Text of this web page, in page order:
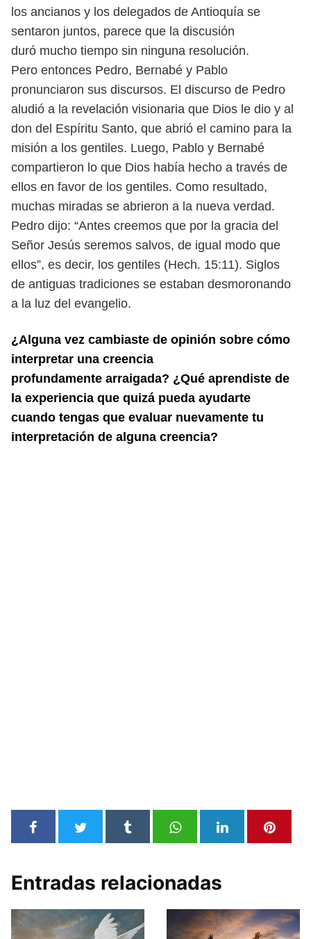
los ancianos y los delegados de Antioquía se
sentaron juntos, parece que la discusión
duró mucho tiempo sin ninguna resolución.
Pero entonces Pedro, Bernabé y Pablo
pronunciaron sus discursos. El discurso de Pedro
aludió a la revelación visionaria que Dios le dio y al
don del Espíritu Santo, que abrió el camino para la
misión a los gentiles. Luego, Pablo y Bernabé
compartieron lo que Dios había hecho a través de
ellos en favor de los gentiles. Como resultado,
muchas miradas se abrieron a la nueva verdad.
Pedro dijo: “Antes creemos que por la gracia del
Señor Jesús seremos salvos, de igual modo que
ellos”, es decir, los gentiles (Hech. 15:11). Siglos
de antiguas tradiciones se estaban desmoronando
a la luz del evangelio.
¿Alguna vez cambiaste de opinión sobre cómo
interpretar una creencia
profundamente arraigada? ¿Qué aprendiste de
la experiencia que quizá pueda ayudarte
cuando tengas que evaluar nuevamente tu
interpretación de alguna creencia?
Entradas relacionadas